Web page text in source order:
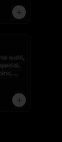
sushi,